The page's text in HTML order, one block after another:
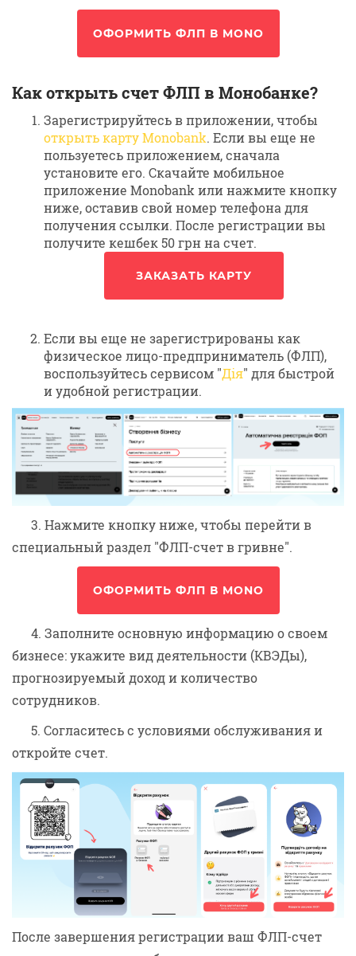
ОФОРМИТЬ ФЛП В MONO
Как открыть счет ФЛП в Монобанке?
Зарегистрируйтесь в приложении, чтобы
открыть карту Monobank. Если вы еще не
пользуетесь приложением, сначала
установите его. Скачайте мобильное
приложение Monobank или нажмите кнопку
ниже, оставив свой номер телефона для
получения ссылки. После регистрации вы
получите кешбек 50 грн на счет.
ЗАКАЗАТЬ КАРТУ
Если вы еще не зарегистрированы как
физическое лицо-предприниматель (ФЛП),
воспользуйтесь сервисом "Дія" для быстрой
и удобной регистрации.
3. Нажмите кнопку ниже, чтобы перейти в
специальный раздел "ФЛП-счет в гривне".
ОФОРМИТЬ ФЛП В MONO
4. Заполните основную информацию о своем
бизнесе: укажите вид деятельности (КВЭДы),
прогнозируемый доход и количество
сотрудников.
5. Согласитесь с условиями обслуживания и
откройте счет.
После завершения регистрации ваш ФЛП-счет